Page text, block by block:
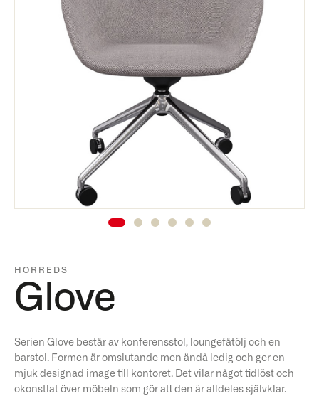
HORREDS
Glove
Serien Glove består av konferensstol, loungefåtölj och en
barstol. Formen är omslutande men ändå ledig och ger en
mjuk designad image till kontoret. Det vilar något tidlöst och
okonstlat över möbeln som gör att den är alldeles självklar.